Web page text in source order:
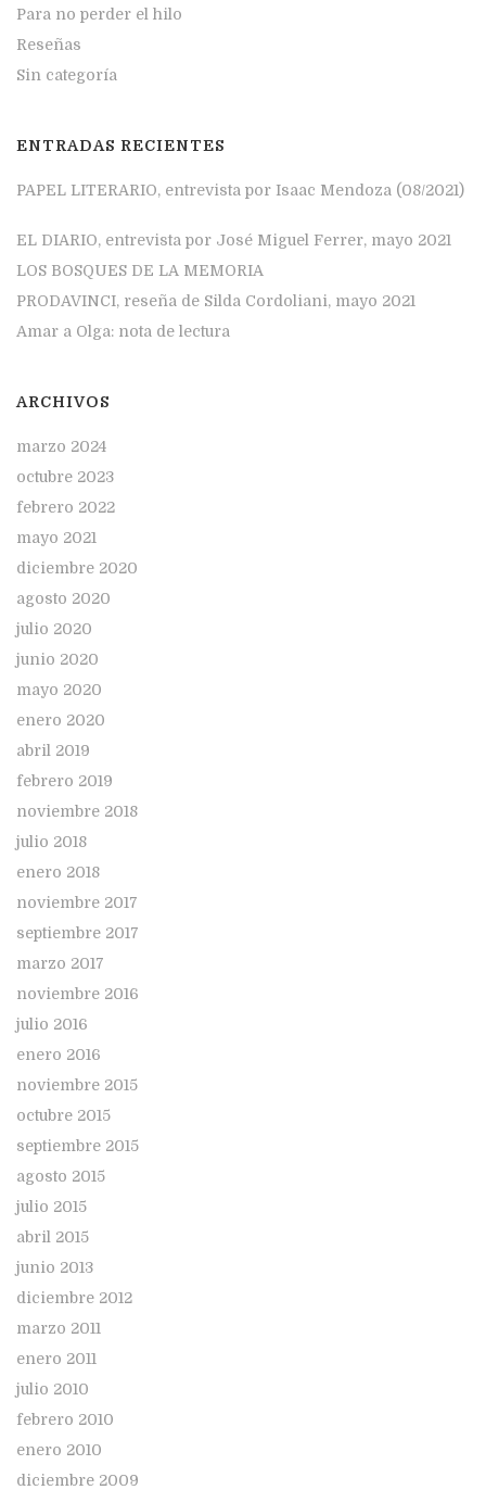
Para no perder el hilo
Reseñas
Sin categoría
ENTRADAS RECIENTES
PAPEL LITERARIO, entrevista por Isaac Mendoza (08/2021)
EL DIARIO, entrevista por José Miguel Ferrer, mayo 2021
LOS BOSQUES DE LA MEMORIA
PRODAVINCI, reseña de Silda Cordoliani, mayo 2021
Amar a Olga: nota de lectura
ARCHIVOS
marzo 2024
octubre 2023
febrero 2022
mayo 2021
diciembre 2020
agosto 2020
julio 2020
junio 2020
mayo 2020
enero 2020
abril 2019
febrero 2019
noviembre 2018
julio 2018
enero 2018
noviembre 2017
septiembre 2017
marzo 2017
noviembre 2016
julio 2016
enero 2016
noviembre 2015
octubre 2015
septiembre 2015
agosto 2015
julio 2015
abril 2015
junio 2013
diciembre 2012
marzo 2011
enero 2011
julio 2010
febrero 2010
enero 2010
diciembre 2009